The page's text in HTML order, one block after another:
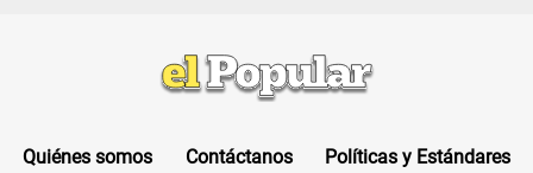
Quiénes somos Contáctanos
Políticas y Estándares